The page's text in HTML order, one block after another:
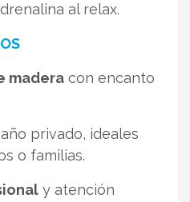
al relax.
madera con encanto
privado, ideales
o familias.
y atención